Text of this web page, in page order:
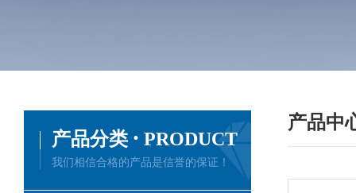
产品中
产品分类 · PRODUCT
我们相信合格的产品是信誉的保证！